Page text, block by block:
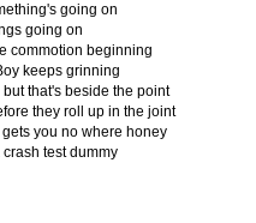
going on
going on
commotion beginning
keeps grinning
that's beside the point
they roll up in the joint
you no where honey
test dummy